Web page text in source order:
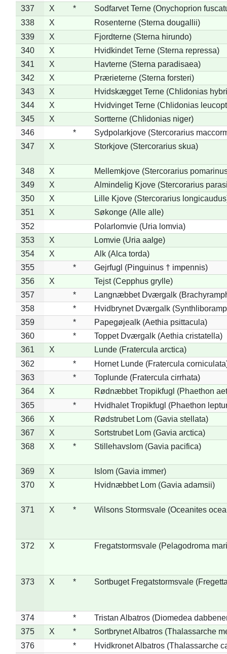
337 X *
Sodfarvet Terne (Onychoprion
338
X
Rosenterne (Sterna dougallii)
339
X
Fjordterne (Sterna hirundo)
340
X
Hvidkindet Terne (Sterna repressa)
341
X
Havterne (Sterna paradisaea)
342
X
Prærieterne (Sterna forsteri)
343
X
Hvidskægget Terne (Chlidonias
344
X
Hvidvinget Terne (Chlidonias
345
X
Sortterne (Chlidonias niger)
346
*
Sydpolarkjove (Stercorarius
347
X Storkjove (Stercorarius skua)
348 X
Mellemkjove (Stercorarius
349
X
Almindelig Kjove (Stercorarius
350
X
Lille Kjove (Stercorarius
351
X
Søkonge (Alle alle)
352
Polarlomvie (Uria lomvia)
353
X
Lomvie (Uria aalge)
354
X
Alk (Alca torda)
355
*
Gejrfugl (Pinguinus † impennis)
356
X
Tejst (Cepphus grylle)
357
*
Langnæbbet Dværgalk
358
*
Hvidbrynet Dværgalk
359
*
Papegøjealk (Aethia psittacula)
360
*
Toppet Dværgalk (Aethia cristatella)
361
X
Lunde (Fratercula arctica)
362
*
Hornet Lunde (Fratercula
363
*
Toplunde (Fratercula cirrhata)
364
X
Rødnæbbet Tropikfugl (Phaethon
365
*
Hvidhalet Tropikfugl (Phaethon
366
X
Rødstrubet Lom (Gavia stellata)
367
X
Sortstrubet Lom (Gavia arctica)
368
X * Stillehavslom (Gavia pacifica)
369 X
Islom (Gavia immer)
370
X Hvidnæbbet Lom (Gavia adamsii)
371 X * Wilsons Stormsvale (Oceanites
372 X Fregatstormsvale (Pelagodroma
373 X * Sortbuget Fregatstormsvale
374 *
Tristan Albatros (Diomedea
375
X *
Sortbrynet Albatros (Thalassarche
376
*
Hvidkronet Albatros (Thalassarche